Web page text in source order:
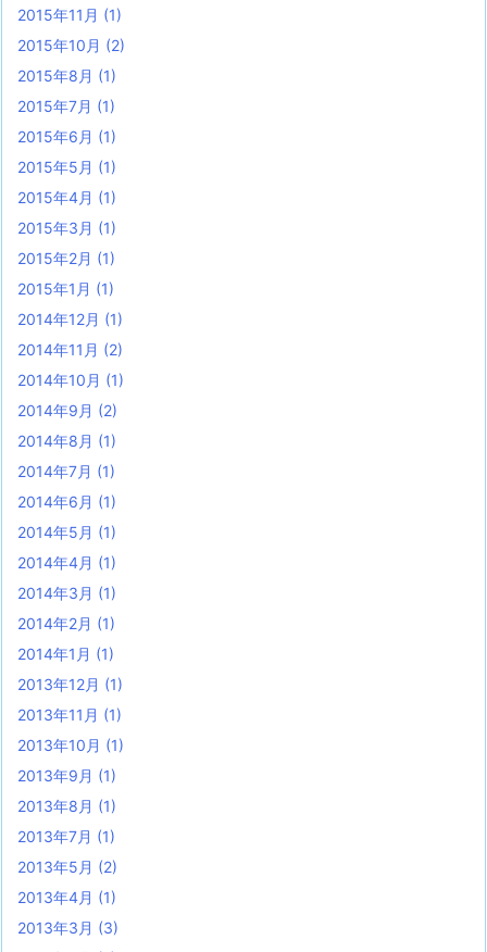
2015年11月 (1)
2015年10月 (2)
2015年8月 (1)
2015年7月 (1)
2015年6月 (1)
2015年5月 (1)
2015年4月 (1)
2015年3月 (1)
2015年2月 (1)
2015年1月 (1)
2014年12月 (1)
2014年11月 (2)
2014年10月 (1)
2014年9月 (2)
2014年8月 (1)
2014年7月 (1)
2014年6月 (1)
2014年5月 (1)
2014年4月 (1)
2014年3月 (1)
2014年2月 (1)
2014年1月 (1)
2013年12月 (1)
2013年11月 (1)
2013年10月 (1)
2013年9月 (1)
2013年8月 (1)
2013年7月 (1)
2013年5月 (2)
2013年4月 (1)
2013年3月 (3)